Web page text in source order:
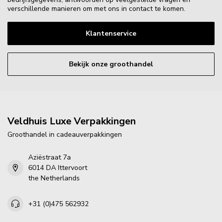
verschillende manieren om met ons in contact te komen.
Klantenservice
Bekijk onze groothandel
Veldhuis Luxe Verpakkingen
Groothandel in cadeauverpakkingen
Aziëstraat 7a
6014 DA Ittervoort
the Netherlands
+31 (0)475 562932